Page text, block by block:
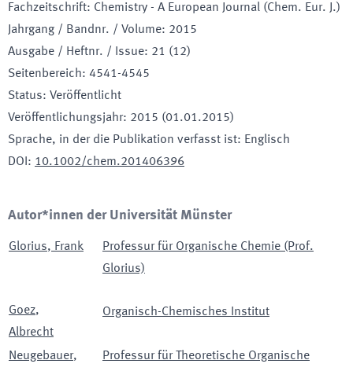
Fachzeitschrift: Chemistry - A European Journal (Chem. Eur. J.)
Jahrgang / Bandnr. / Volume: 2015
Ausgabe / Heftnr. / Issue: 21 (12)
Seitenbereich: 4541-4545
Status: Veröffentlicht
Veröffentlichungsjahr: 2015 (01.01.2015)
Sprache, in der die Publikation verfasst ist: Englisch
DOI : 10.1002/chem.201406396
Autor*innen der Universität Münster
Glorius, Frank
Professur für Organische Chemie (Prof.
Glorius)
Goez,
Albrecht
Organisch-Chemisches Institut
Neugebauer,
Professur für Theoretische Organische